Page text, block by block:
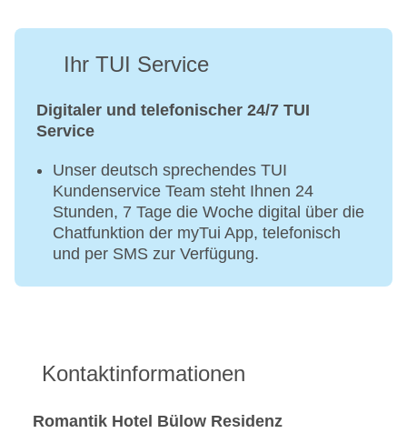
Ihr TUI Service
Digitaler und telefonischer 24/7 TUI
Service
Unser deutsch sprechendes TUI
Kundenservice Team steht Ihnen 24
Stunden, 7 Tage die Woche digital über die
Chatfunktion der myTui App, telefonisch
und per SMS zur Verfügung.
Kontaktinformationen
Romantik Hotel Bülow Residenz